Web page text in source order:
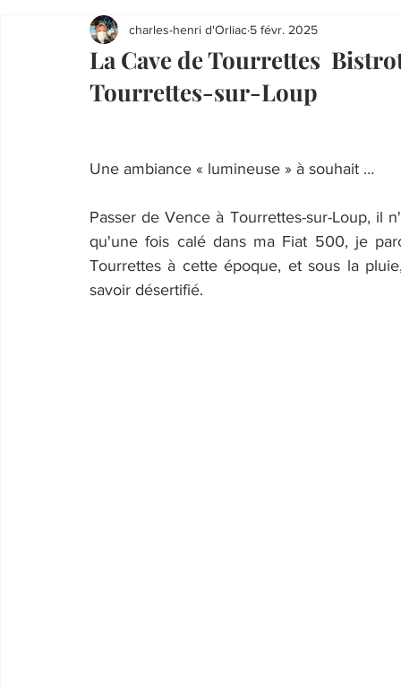
La Cave de Tourrettes
Tourrettes-sur-Loup
charles-henri d'Orliac 5 févr. 2025
Une ambiance « lumineuse » à souhait …
Passer de Vence à Tourrettes-sur-Loup, il
qu'une fois calé dans ma Fiat 500, je
Tourrettes à cette époque, et sous la
savoir désertifié.